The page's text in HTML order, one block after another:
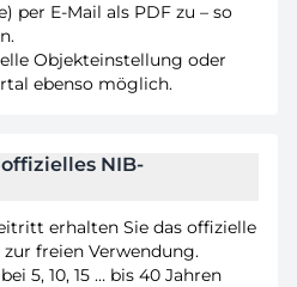
per E-Mail als PDF zu – so
Objekteinstellung oder
ebenso möglich.
NIB-
erhalten Sie das offizielle
zur freien Verwendung.
5, 10, 15 … bis 40 Jahren